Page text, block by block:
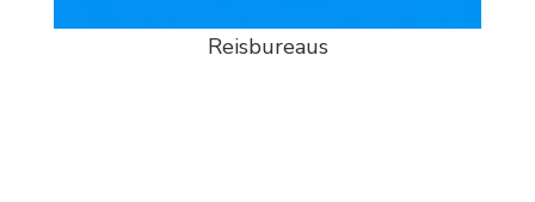
Reisbureaus